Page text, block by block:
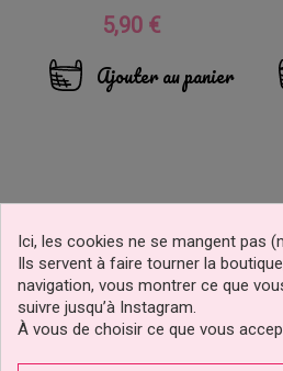
Prix
5,90 €
Ajouter au panier
Ici, les cookies ne se mangent pas
Ils servent à faire tourner la
navigation, vous montrer ce que
suivre jusqu’à Instagram.
À vous de choisir ce que vous